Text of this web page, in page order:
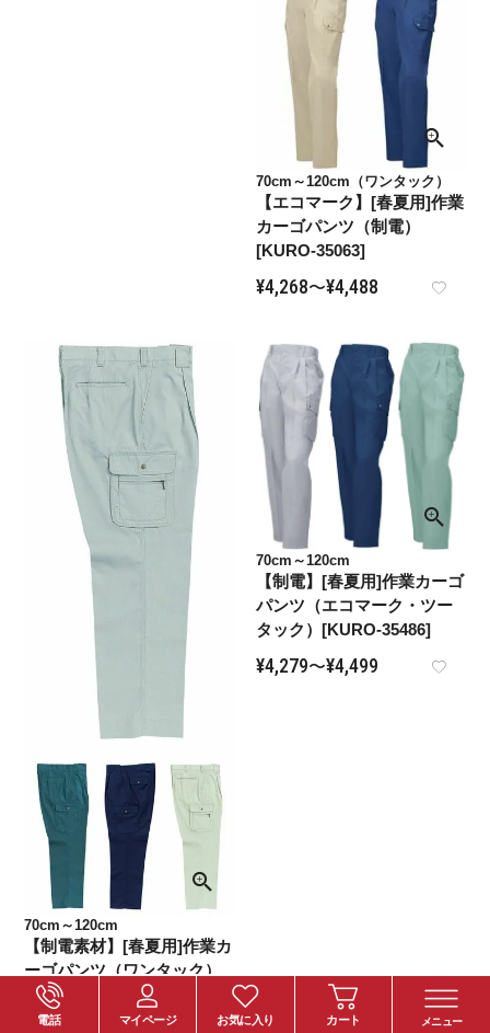
70cm～120cm（ワンタック）
【エコマーク】[春夏用]作業
カーゴパンツ（制電）
[KURO-35063]
¥4,268〜¥4,488
70cm～120cm
【制電素材】[春夏用]作業カ
ーゴパンツ（ワンタック）
[KURO-35069]
70cm～120cm
【制電】[春夏用]作業カーゴ
パンツ（エコマーク・ツー
タック）[KURO-35486]
¥4,279〜¥4,499
電話 マイページ お気に入り カート メニュー